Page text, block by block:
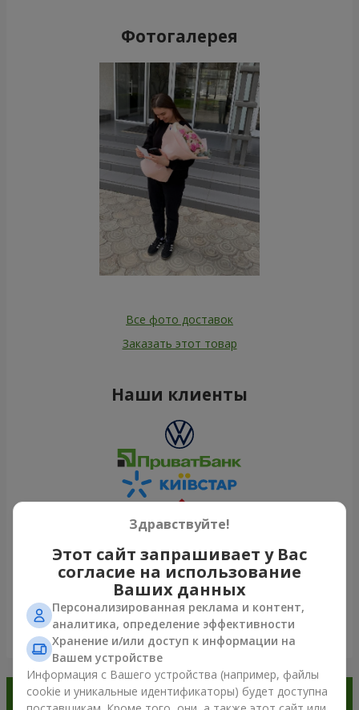
Фотогалерея
Все фото доставок
Заказать этот товар
Наши клиенты
Посмотреть все
Заказывайте в приложении
Здравствуйте!
Этот сайт запрашивает у Вас
согласие на использование
Ваших данных
Персонализированная реклама и контент,
аналитика, определение эффективности
Хранение и/или доступ к информации на
Вашем устройстве
Информация с Вашего устройства (например, файлы
cookie и уникальные идентификаторы) будет доступна